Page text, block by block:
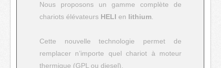
Nous proposons un gamme complète de
chariots élévateurs HELI en lithium.
Cette nouvelle technologie permet de
remplacer n’importe quel chariot à moteur
thermique (GPL ou diesel).